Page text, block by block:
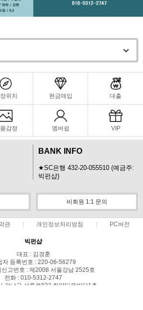
위치 현금매입 대출
감정 멤버쉽 VIP
BANK INFO
★SC은행 432-20-055510 (예금주:
빅펀샵)
비회원 1:1 문의
관 개인정보처리방침 PC버전
빅펀샵
대표 : 김경훈
자 등록번호 : 220-06-56279
신고번호 : 제2008 서울강남 2525호
전화 : 010-5312-2747
강남구 선릉로823 한양타운빌딩1층